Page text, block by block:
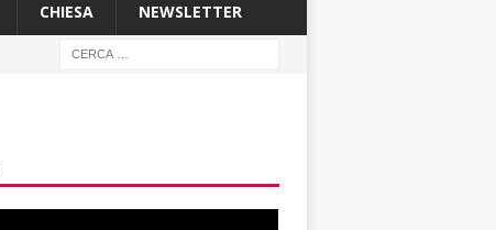
CHIESA NEWSLETTER